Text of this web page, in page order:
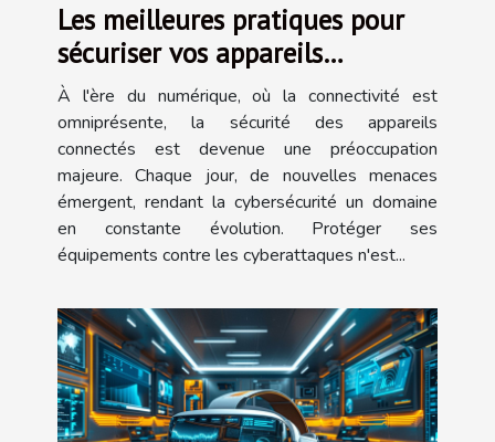
Les meilleures pratiques pour
sécuriser vos appareils
connectés contre les
cyberattaques
À l'ère du numérique, où la connectivité est
omniprésente, la sécurité des appareils
connectés est devenue une préoccupation
majeure. Chaque jour, de nouvelles menaces
émergent, rendant la cybersécurité un domaine
en constante évolution. Protéger ses
équipements contre les cyberattaques n'est...